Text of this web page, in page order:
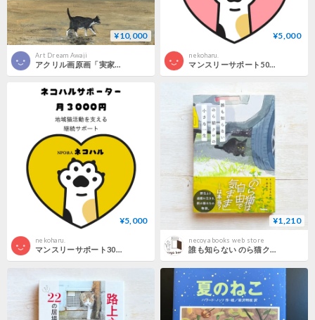
¥10,000
Art Dream Awaji
アクリル画原画「実家暮らしの野良猫」額付き
¥5,000
nekoharu.
マンスリーサポート5000【毎月5000円寄付】
¥5,000
nekoharu.
マンスリーサポート3000【毎月3,000円ずつ寄付】
¥1,210
necoya books web store
誰も知らない のら猫クロの小さな一生